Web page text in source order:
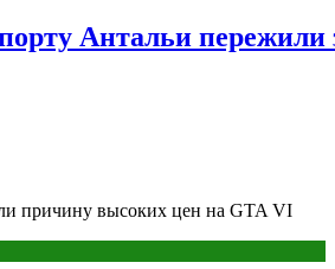
Антальи
причину высоких цен на GTA VI